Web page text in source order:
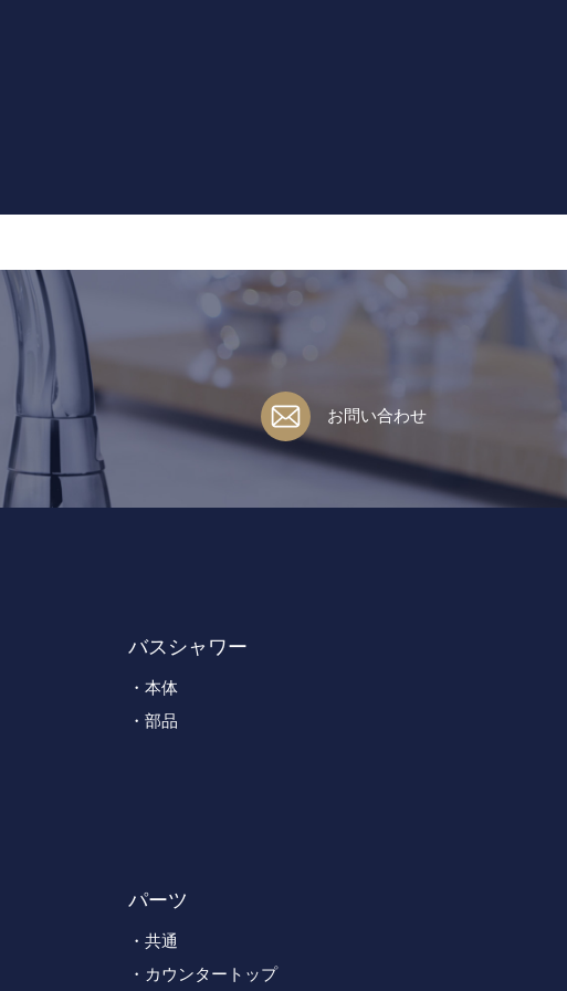
お問い合わせ
バスシャワー
本体
部品
パーツ
共通
カウンタートップ